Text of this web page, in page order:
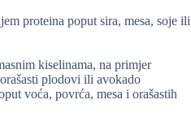
proteina poput sira, mesa, soje ili
kiselinama, na primjer
plodovi ili avokado
voća, povrća, mesa i orašastih